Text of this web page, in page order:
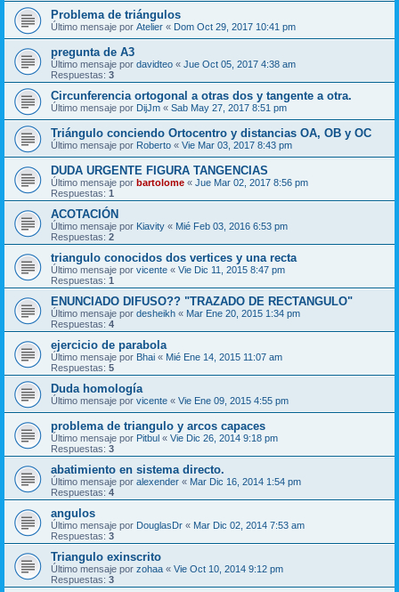
Problema de triángulos
Último mensaje por Atelier « Dom Oct 29, 2017 10:41 pm
pregunta de A3
Último mensaje por davidteo « Jue Oct 05, 2017 4:38 am
Respuestas: 3
Circunferencia ortogonal a otras dos y tangente a otra.
Último mensaje por DijJm « Sab May 27, 2017 8:51 pm
Triángulo conciendo Ortocentro y distancias OA, OB y OC
Último mensaje por Roberto « Vie Mar 03, 2017 8:43 pm
DUDA URGENTE FIGURA TANGENCIAS
Último mensaje por bartolome « Jue Mar 02, 2017 8:56 pm
Respuestas: 1
ACOTACIÓN
Último mensaje por Kiavity « Mié Feb 03, 2016 6:53 pm
Respuestas: 2
triangulo conocidos dos vertices y una recta
Último mensaje por vicente « Vie Dic 11, 2015 8:47 pm
Respuestas: 1
ENUNCIADO DIFUSO?? "TRAZADO DE RECTANGULO"
Último mensaje por desheikh « Mar Ene 20, 2015 1:34 pm
Respuestas: 4
ejercicio de parabola
Último mensaje por Bhai « Mié Ene 14, 2015 11:07 am
Respuestas: 5
Duda homología
Último mensaje por vicente « Vie Ene 09, 2015 4:55 pm
problema de triangulo y arcos capaces
Último mensaje por Pitbul « Vie Dic 26, 2014 9:18 pm
Respuestas: 3
abatimiento en sistema directo.
Último mensaje por alexender « Mar Dic 16, 2014 1:54 pm
Respuestas: 4
angulos
Último mensaje por DouglasDr « Mar Dic 02, 2014 7:53 am
Respuestas: 3
Triangulo exinscrito
Último mensaje por zohaa « Vie Oct 10, 2014 9:12 pm
Respuestas: 3